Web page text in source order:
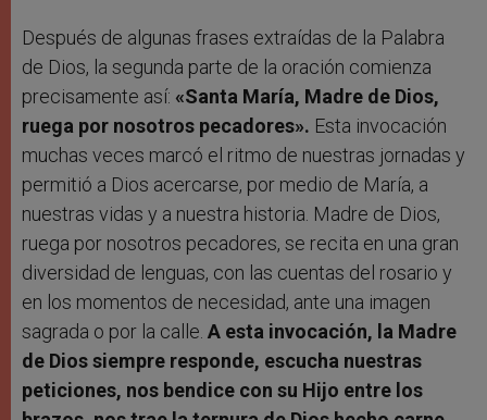
Después de algunas frases extraídas de la Palabra
de Dios, la segunda parte de la oración comienza
precisamente así: «Santa María, Madre de Dios,
ruega por nosotros pecadores». Esta invocación
muchas veces marcó el ritmo de nuestras jornadas y
permitió a Dios acercarse, por medio de María, a
nuestras vidas y a nuestra historia. Madre de Dios,
ruega por nosotros pecadores, se recita en una gran
diversidad de lenguas, con las cuentas del rosario y
en los momentos de necesidad, ante una imagen
sagrada o por la calle. A esta invocación, la Madre
de Dios siempre responde, escucha nuestras
peticiones, nos bendice con su Hijo entre los